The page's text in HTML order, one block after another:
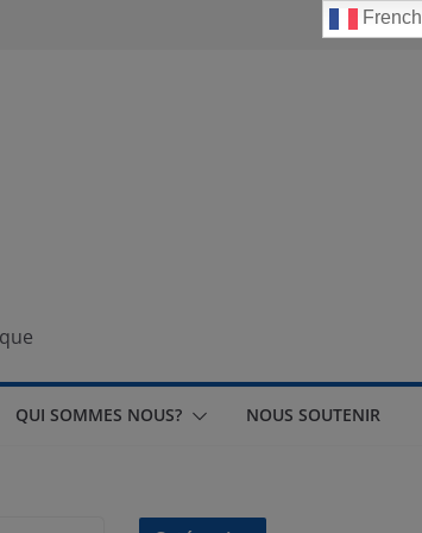
QUI SOMMES NOUS? NOUS SOUTENIR
French